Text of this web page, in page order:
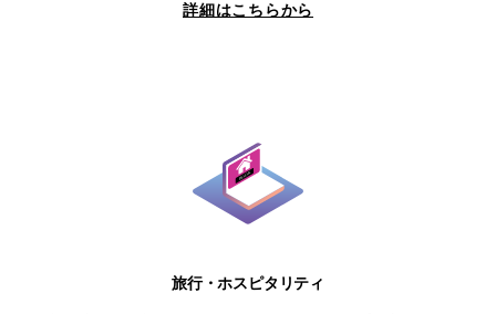
詳細はこちらから
旅行・ホスピタリティ